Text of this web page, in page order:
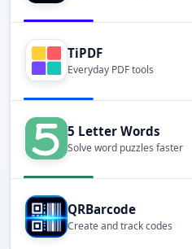
TiPDF
Everyday PDF tools
5 Letter Words
Solve word puzzles faster
QRBarcode
Create and track codes